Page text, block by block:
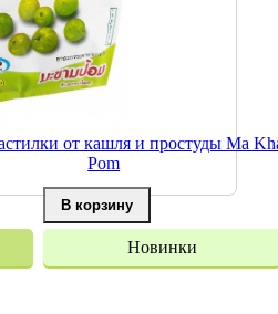
от кашля и простуды Ma
Pom
Новинки